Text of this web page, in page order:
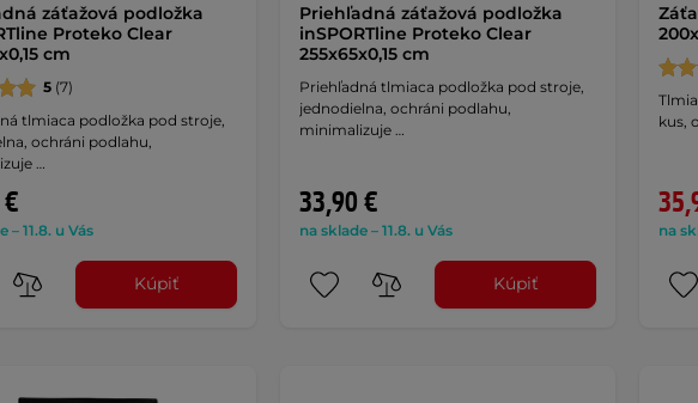
záťažová podložka
Proteko Clear
cm
5 (7)
tlmiaca podložka pod stroje,
ochráni podlahu,
…
– 11.8. u Vás
Kúpiť
Priehľadná záťažová podložka
inSPORTline Proteko Clear
255x65x0,15 cm
Priehľadná tlmiaca podložka pod stroje,
jednodielna, ochráni podlahu,
minimalizuje …
33,90 €
na sklade – 11.8. u Vás
Kúpiť
kus,
na